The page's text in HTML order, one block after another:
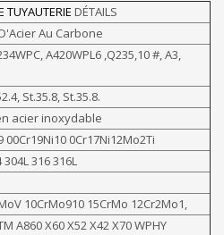
TUYAUTERIE DÉTAILS
Au Carbone
A420WPL6 ,Q235,10 #, A3,
St.35.8, St.35.8.
acier inoxydable
00Cr19Ni10 0Cr17Ni12Mo2Ti
316 316L
10CrMo910 15CrMo 12Cr2Mo1,
A860 X60 X52 X42 X70 WPHY